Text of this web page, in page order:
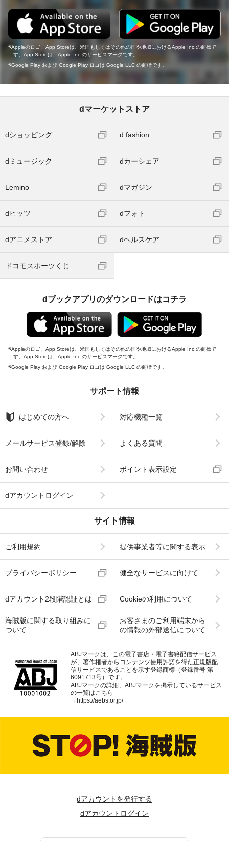
Appleのロゴ、App Storeは、米国もしくはその他の国や地域におけるApple Inc.の商標で
す。App Storeは、Apple Inc.のサービスマークです。
Google Play および Google Play ロゴは Google LLC の商標です。
dマーケットストア
dショッピング d fashion
dミュージック dカーシェア
Lemino dマガジン
dヒッツ dフォト
dアニメストア dヘルスケア
ドコモスポーツくじ
dブックアプリのダウンロードはコチラ
Appleのロゴ、App Storeは、米国もしくはその他の国や地域におけるApple Inc.の商標で
す。App Storeは、Apple Inc.のサービスマークです。
Google Play および Google Play ロゴは Google LLC の商標です。
サポート情報
はじめての方へ 対応機種一覧
メールサービス登録/解除 よくある質問
お問い合わせ ポイント表示設定
dアカウントログイン
サイト情報
ご利用規約 提供事業者等に関する表示
プライバシーポリシー 健全なサービスに向けて
dアカウント2段階認証とは Cookieの利用について
海賊版に関する取り組みに
ついて
お客さまのご利用端末から
の情報の外部送信について
ABJマークは、この電子書店・電子書籍配信サービス
が、著作権者からコンテンツ使用許諾を得た正規版配
信サービスであることを示す登録商標（登録番号 第
6091713号）です。
ABJマークの詳細、ABJマークを掲示しているサービス
の一覧はこちら
→ https://aebs.or.jp/
dアカウントを発行する
dアカウントログイン